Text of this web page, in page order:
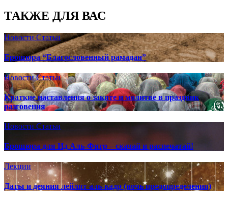
ТАКЖЕ ДЛЯ ВАС
НовостиСтатьи
Брошюра “Благословенный рамадан”
НовостиСтатьи
Краткие наставления о закяте и молитве в праздник
разговения
Новости Статьи
Брошюра для Ид Аль-Фитр – скачай и распечатай!
Лекции
Даты и деяния лейлят аль-кадр (ночь предопределения)